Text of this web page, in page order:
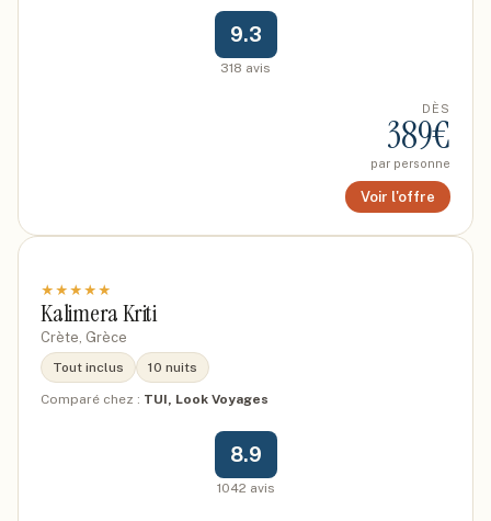
9.3
318 avis
DÈS
389€
par personne
Voir l'offre
★ ★ ★ ★ ★
Kalimera Kriti
Crète, Grèce
Tout inclus 10 nuits
Comparé chez : TUI, Look Voyages
8.9
1042 avis